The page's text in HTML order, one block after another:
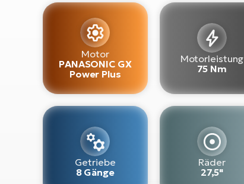
Motor
PANASONIC GX
Power Plus
Motorleistung
75 Nm
Getriebe
8 Gänge
Räder
27,5"